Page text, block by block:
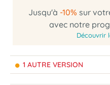
Jusqu'à -10% sur
avec notre
Découvrir
1 AUTRE VERSION